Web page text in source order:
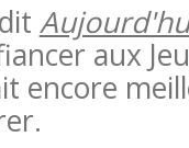
aux
encore